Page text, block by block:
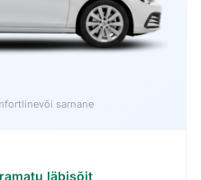
või sarnane
läbisõit